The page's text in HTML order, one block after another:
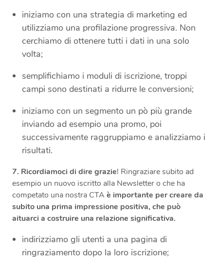
iniziamo con una strategia di marketing ed
utilizziamo una profilazione progressiva. Non
cerchiamo di ottenere tutti i dati in una solo
volta;
semplifichiamo i moduli di iscrizione, troppi
campi sono destinati a ridurre le conversioni;
iniziamo con un segmento un pò più grande
inviando ad esempio una promo, poi
successivamente raggruppiamo e analizziamo i
risultati.
7. Ricordiamoci di dire grazie! Ringraziare subito ad
esempio un nuovo iscritto alla Newsletter o che ha
competato una nostra CTA è importante per creare da
subito una prima impressione positiva, che può
aituarci a costruire una relazione significativa.
indirizziamo gli utenti a una pagina di
ringraziamento dopo la loro iscrizione;